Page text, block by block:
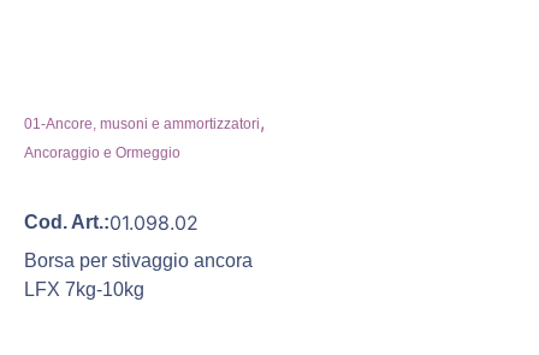
01-Ancore, musoni e ammortizzatori,
Ancoraggio e Ormeggio
Cod. Art.:01.098.02
Borsa per stivaggio ancora
LFX 7kg-10kg